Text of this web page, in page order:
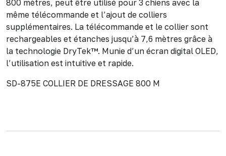
800 mètres, peut être utilisé pour 3 chiens avec la
même télécommande et l’ajout de colliers
supplémentaires. La télécommande et le collier sont
rechargeables et étanches jusqu’à 7,6 mètres grâce à
la technologie DryTek™. Munie d’un écran digital OLED,
l’utilisation est intuitive et rapide.
SD-875E COLLIER DE DRESSAGE 800 M